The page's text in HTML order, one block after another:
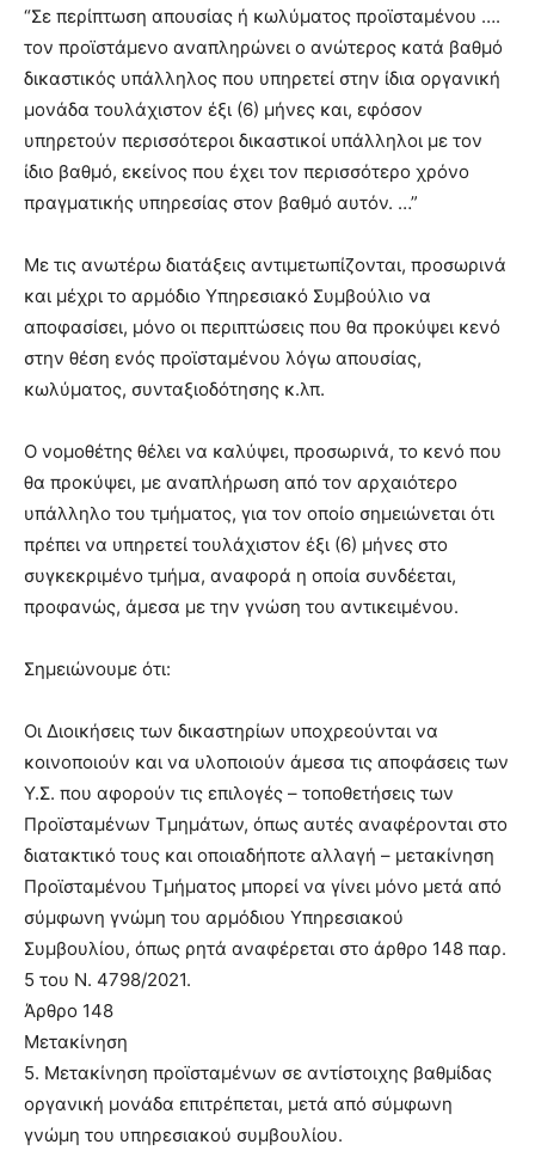
“Σε περίπτωση απουσίας ή κωλύματος προϊσταμένου ….
τον προϊστάμενο αναπληρώνει ο ανώτερος κατά βαθμό
δικαστικός υπάλληλος που υπηρετεί στην ίδια οργανική
μονάδα τουλάχιστον έξι (6) μήνες και, εφόσον
υπηρετούν περισσότεροι δικαστικοί υπάλληλοι με τον
ίδιο βαθμό, εκείνος που έχει τον περισσότερο χρόνο
πραγματικής υπηρεσίας στον βαθμό αυτόν. …”
Με τις ανωτέρω διατάξεις αντιμετωπίζονται, προσωρινά
και μέχρι το αρμόδιο Υπηρεσιακό Συμβούλιο να
αποφασίσει, μόνο οι περιπτώσεις που θα προκύψει κενό
στην θέση ενός προϊσταμένου λόγω απουσίας,
κωλύματος, συνταξιοδότησης κ.λπ.
Ο νομοθέτης θέλει να καλύψει, προσωρινά, το κενό που
θα προκύψει, με αναπλήρωση από τον αρχαιότερο
υπάλληλο του τμήματος, για τον οποίο σημειώνεται ότι
πρέπει να υπηρετεί τουλάχιστον έξι (6) μήνες στο
συγκεκριμένο τμήμα, αναφορά η οποία συνδέεται,
προφανώς, άμεσα με την γνώση του αντικειμένου.
Σημειώνουμε ότι:
Οι Διοικήσεις των δικαστηρίων υποχρεούνται να
κοινοποιούν και να υλοποιούν άμεσα τις αποφάσεις των
Υ.Σ. που αφορούν τις επιλογές – τοποθετήσεις των
Προϊσταμένων Τμημάτων, όπως αυτές αναφέρονται στο
διατακτικό τους και οποιαδήποτε αλλαγή – μετακίνηση
Προϊσταμένου Τμήματος μπορεί να γίνει μόνο μετά από
σύμφωνη γνώμη του αρμόδιου Υπηρεσιακού
Συμβουλίου, όπως ρητά αναφέρεται στο άρθρο 148 παρ.
5 του Ν. 4798/2021.
Άρθρο 148
Μετακίνηση
5. Μετακίνηση προϊσταμένων σε αντίστοιχης βαθμίδας
οργανική μονάδα επιτρέπεται, μετά από σύμφωνη
γνώμη του υπηρεσιακού συμβουλίου.